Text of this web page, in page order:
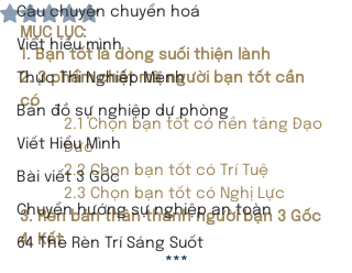
Câu chuyện chuyển hoá
Viết hiểu mình
Thực Thi Nghiệp Mệnh
Bản đồ sự nghiệp dự phòng
Viết Hiểu Mình
Bài viết 3 Gốc
Chuyển hướng sự nghiệp an toàn
64 Thẻ Rèn Trí Sáng Suốt
Đã xếp hạng NaN/5 sao.
MỤC LỤC:
1. Bạn tốt là dòng suối thiện lành
2. 3 phẩm chất mà người bạn tốt cần
có
2.1 Chọn bạn tốt có nền tảng Đạo
Đức
2.2 Chọn bạn tốt có Trí Tuệ
2.3 Chọn bạn tốt có Nghị Lực
3. Rèn bản thân thành người bạn 3 Gốc
4. Kết
***